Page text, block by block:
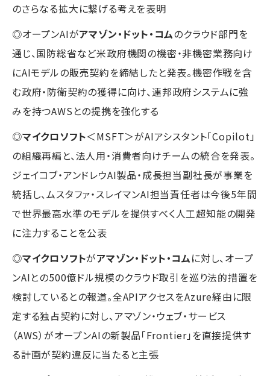
のさらなる拡大に繋げる考えを表明
◎オープンAIがアマゾン・ドット・コムのクラウド部門を
通じ、国防総省など米政府機関の機密・非機密業務向け
にAIモデルの販売契約を締結したと発表。機密作戦を含
む政府・防衛契約の獲得に向け、連邦政府システムに強
みを持つAWSとの提携を強化する
◎マイクロソフト＜MSFT＞がAIアシスタント「Copilot」
の組織再編と、法人用・消費者向けチームの統合を発表。
ジェイコブ・アンドレウAI製品・成長担当副社長が事業を
統括し、ムスタファ・スレイマンAI担当責任者は今後5年間
で世界最高水準のモデルを提供すべく人工超知能の開発
に注力することを公表
◎マイクロソフトがアマゾン・ドット・コムに対し、オープ
ンAIとの500億ドル規模のクラウド取引を巡り法的措置を
検討しているとの報道。全APIアクセスをAzure経由に限
定する独占契約に対し、アマゾン・ウェブ・サービス
（AWS）がオープンAIの新製品「Frontier」を直接提供す
る計画が契約違反に当たると主張